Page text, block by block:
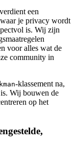
een
je privacy wordt
is. Wij zijn
voor alles wat de
community in
-klassement na,
Wij bouwen de
op het